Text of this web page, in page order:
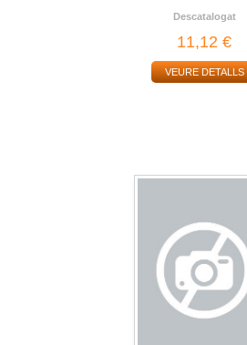
Descatalogat
11,12 €
VEURE DETALLS